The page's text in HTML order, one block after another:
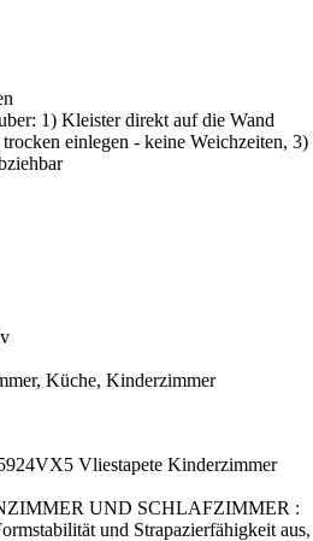
1) Kleister direkt auf die Wand
einlegen - keine Weichzeiten, 3)
Küche, Kinderzimmer
Vliestapete Kinderzimmer
UND SCHLAFZIMMER :
und Strapazierfähigkeit aus,